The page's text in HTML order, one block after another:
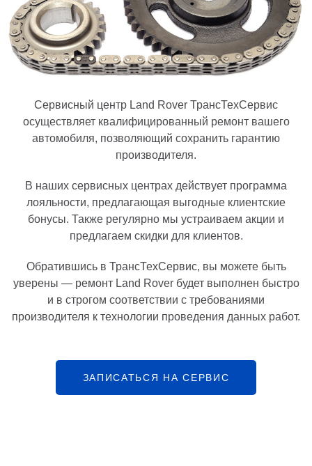
Сервисный центр Land Rover ТрансТехСервис
осуществляет квалифицированный ремонт вашего
автомобиля, позволяющий сохранить гарантию
производителя.
В наших сервисных центрах действует программа
лояльности, предлагающая выгодные клиентские
бонусы. Также регулярно мы устраиваем акции и
предлагаем скидки для клиентов.
Обратившись в ТрансТехСервис, вы можете быть
уверены — ремонт Land Rover будет выполнен быстро
и в строгом соответствии с требованиями
производителя к технологии проведения данных работ.
ЗАПИСАТЬСЯ НА СЕРВИС